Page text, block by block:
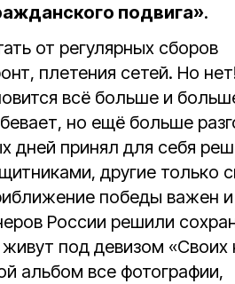
подвига».
от регулярных сборов
плетения сетей. Но
всё больше и
но ещё больше
дней принял для себя
другие только
победы важен
России решили
под девизом «Своих
альбом все фотографии,